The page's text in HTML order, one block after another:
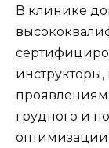
В клинике
грудного и
оптимизации